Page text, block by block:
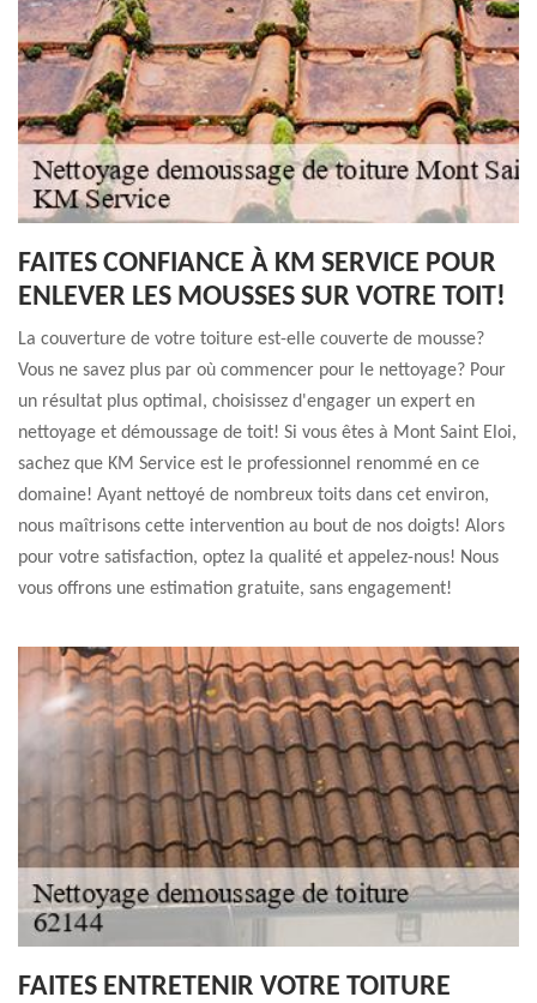
FAITES CONFIANCE À KM SERVICE POUR
ENLEVER LES MOUSSES SUR VOTRE TOIT!
La couverture de votre toiture est-elle couverte de mousse?
Vous ne savez plus par où commencer pour le nettoyage? Pour
un résultat plus optimal, choisissez d'engager un expert en
nettoyage et démoussage de toit! Si vous êtes à Mont Saint Eloi,
sachez que KM Service est le professionnel renommé en ce
domaine! Ayant nettoyé de nombreux toits dans cet environ,
nous maîtrisons cette intervention au bout de nos doigts! Alors
pour votre satisfaction, optez la qualité et appelez-nous! Nous
vous offrons une estimation gratuite, sans engagement!
FAITES ENTRETENIR VOTRE TOITURE